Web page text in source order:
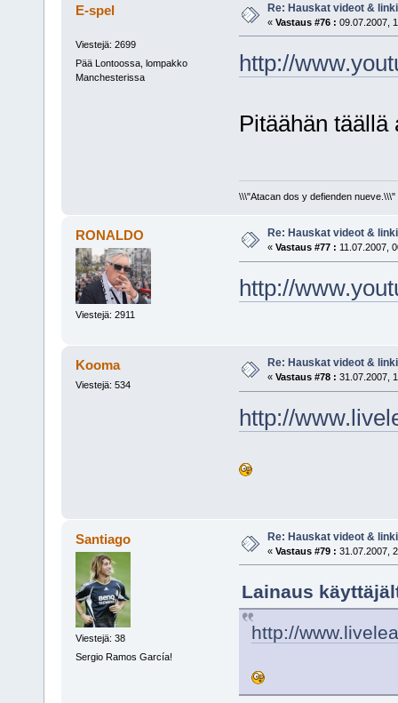
E-spel
Viestejä: 2699
Pää Lontoossa, lompakko
Manchesterissa
Re: Hauskat videot &
« Vastaus #76 : 09.07.2007,
http://
Pitäähän
\\\"Atacan dos y defienden nueve.\\\"
RONALDO
Viestejä: 2911
Re: Hauskat videot &
« Vastaus #77 : 11.07.2007,
http://
Kooma
Viestejä: 534
Re: Hauskat videot &
« Vastaus #78 : 31.07.2007,
http://
Santiago
Viestejä: 38
Sergio Ramos García!
Re: Hauskat videot &
« Vastaus #79 : 31.07.2007,
Lainaus
http://